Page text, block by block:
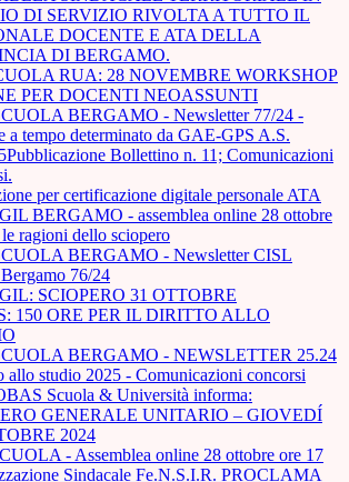
DI SERVIZIO RIVOLTA A TUTTO IL
DOCENTE E ATA DELLA
DI BERGAMO.
RUA: 28 NOVEMBRE WORKSHOP
PER DOCENTI NEOASSUNTI
BERGAMO - Newsletter 77/24 -
a tempo determinato da GAE-GPS A.S.
Bollettino n. 11; Comunicazioni
per certificazione digitale personale ATA
BERGAMO - assemblea online 28 ottobre
ragioni dello sciopero
BERGAMO - Newsletter CISL
76/24
SCIOPERO 31 OTTOBRE
150 ORE PER IL DIRITTO ALLO
BERGAMO - NEWSLETTER 25.24
allo studio 2025 - Comunicazioni concorsi
Scuola & Università informa:
GENERALE UNITARIO – GIOVEDÍ
2024
- Assemblea online 28 ottobre ore 17
Sindacale Fe.N.S.I.R. PROCLAMA